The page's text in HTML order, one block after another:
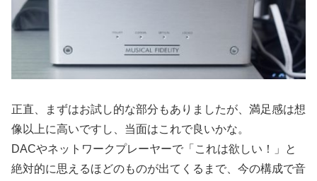
正直、まずはお試し的な部分もありましたが、満足感は想
像以上に高いですし、当面はこれで良いかな。
DACやネットワークプレーヤーで「これは欲しい！」と
絶対的に思えるほどのものが出てくるまで、今の構成で音